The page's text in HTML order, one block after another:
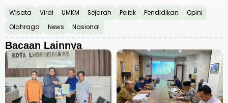
Wisata Viral UMKM Sejarah Politik Pendidikan
Opini
Olahraga
News Nasional
Bacaan Lainnya